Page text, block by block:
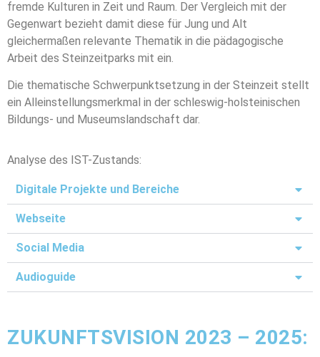
fremde Kulturen in Zeit und Raum. Der Vergleich mit der
Gegenwart bezieht damit diese für Jung und Alt
gleichermaßen relevante Thematik in die pädagogische
Arbeit des Steinzeitparks mit ein.
Die thematische Schwerpunktsetzung in der Steinzeit stellt
ein Alleinstellungsmerkmal in der schleswig-holsteinischen
Bildungs- und Museumslandschaft dar.
Analyse des IST-Zustands:
Digitale Projekte und Bereiche
Webseite
Social Media
Audioguide
ZUKUNFTSVISION 2023 – 2025: